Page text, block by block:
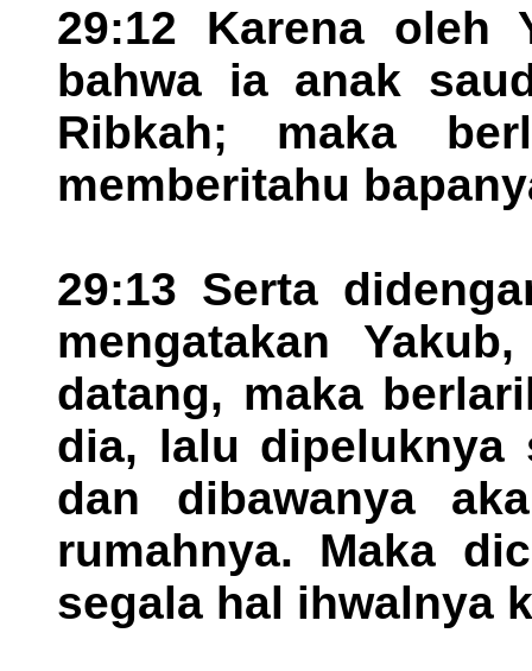
29:12 Karena oleh
bahwa ia anak
Ribkah; maka
memberitahu
29:13 Serta
mengatakan
datang, maka
dia, lalu dipeluknya
dan dibawanya
rumahnya. Maka
segala hal ihwalnya